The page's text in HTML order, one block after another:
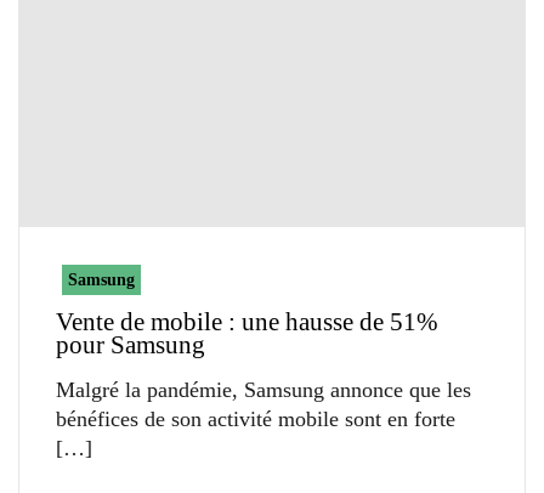
Samsung
Vente de mobile : une hausse de 51%
pour Samsung
Malgré la pandémie, Samsung annonce que les
bénéfices de son activité mobile sont en forte